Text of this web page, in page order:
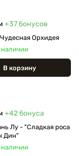
+37бонусов
Орхидея
наличии
В корзину
+42бонуса
Лу - "Сладкая роса
Дин"
наличии